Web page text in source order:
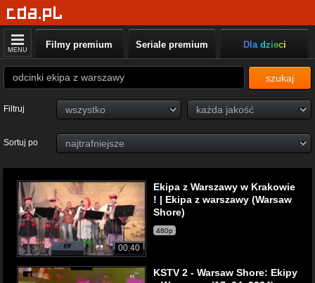
MENU Filmy premium Seriale premium Dla dzieci
szukaj
Filtruj
Sortuj po
00:40
Ekipa z Warszawy w Krakowie
! | Ekipa z warszawy (Warsaw
Shore)
480p
KSTV 2 - Warsaw Shore: Ekipy